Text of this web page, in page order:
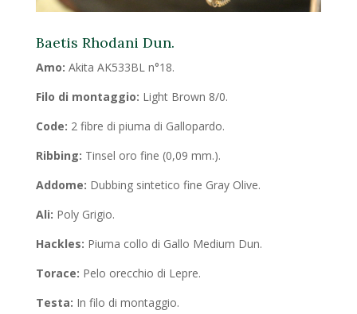
Baetis Rhodani Dun.
Amo: Akita AK533BL n°18.
Filo di montaggio: Light Brown 8/0.
Code: 2 fibre di piuma di Gallopardo.
Ribbing: Tinsel oro fine (0,09 mm.).
Addome: Dubbing sintetico fine Gray Olive.
Ali: Poly Grigio.
Hackles: Piuma collo di Gallo Medium Dun.
Torace: Pelo orecchio di Lepre.
Testa: In filo di montaggio.